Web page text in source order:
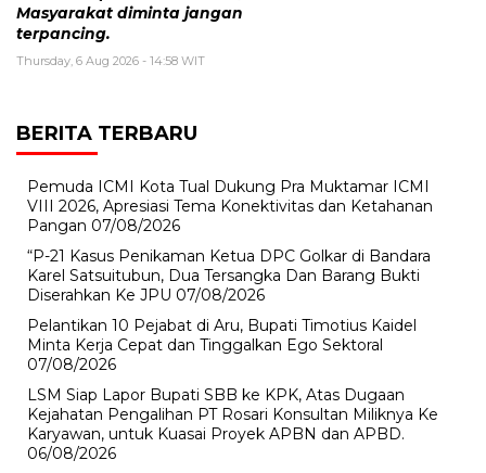
Masyarakat diminta jangan
terpancing.
Thursday, 6 Aug 2026 - 14:58 WIT
BERITA TERBARU
Pemuda ICMI Kota Tual Dukung Pra Muktamar ICMI
VIII 2026, Apresiasi Tema Konektivitas dan Ketahanan
Pangan 07/08/2026
“P-21 Kasus Penikaman Ketua DPC Golkar di Bandara
Karel Satsuitubun, Dua Tersangka Dan Barang Bukti
Diserahkan Ke JPU 07/08/2026
Pelantikan 10 Pejabat di Aru, Bupati Timotius Kaidel
Minta Kerja Cepat dan Tinggalkan Ego Sektoral
07/08/2026
LSM Siap Lapor Bupati SBB ke KPK, Atas Dugaan
Kejahatan Pengalihan PT Rosari Konsultan Miliknya Ke
Karyawan, untuk Kuasai Proyek APBN dan APBD.
06/08/2026